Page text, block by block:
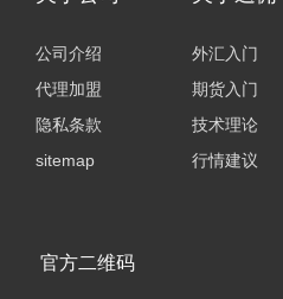
公司介绍
代理加盟
隐私条款
sitemap
外汇入门
期货入门
技术理论
行情建议
官方二维码